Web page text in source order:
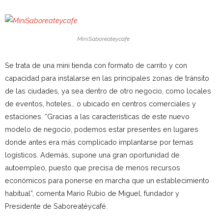
MiniSaboreateycafe
Se trata de una mini tienda con formato de carrito y con
capacidad para instalarse en las principales zonas de tránsito
de las ciudades, ya sea dentro de otro negocio, como locales
de eventos, hoteles… o ubicado en centros comerciales y
estaciones. “Gracias a las características de este nuevo
modelo de negocio, podemos estar presentes en lugares
donde antes era más complicado implantarse por temas
logísticos. Además, supone una gran oportunidad de
autoempleo, puesto que precisa de menos recursos
económicos para ponerse en marcha que un establecimiento
habitual”, comenta Mario Rubio de Miguel, fundador y
Presidente de Saboreatéycafé.